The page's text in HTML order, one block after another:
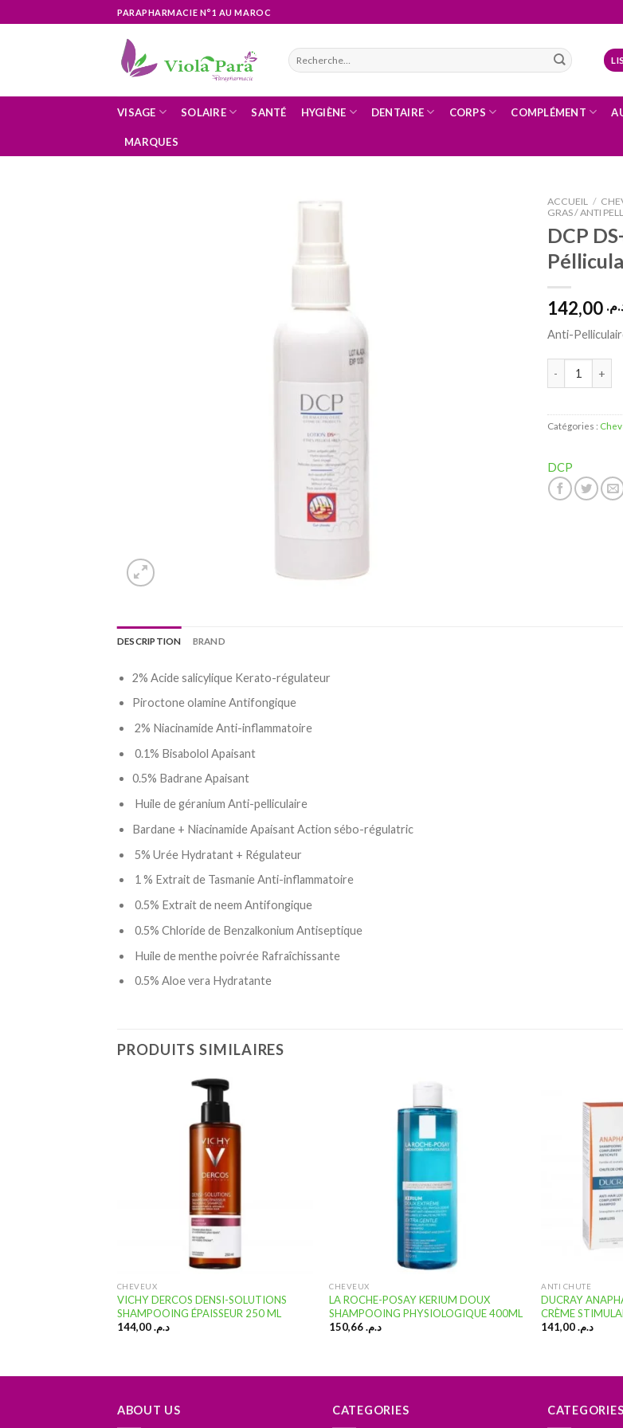
to
PARAPHARMACIE N°1 AU MAROC
Recherche
pour :
VISAGE SOLAIRE SANTÉ HYGIÈNE DENTAIRE CORPS COMPLÉMENT
MARQUES
ACCUEIL /
GRAS / ANTI
DCP
Anti-
quantité de
Catégories :
DCP
DESCRIPTION BRAND
2% Acide salicylique Kerato-régulateur
Piroctone olamine Antifongique
2% Niacinamide Anti-inflammatoire
0.1% Bisabolol Apaisant
0.5% Badrane Apaisant
Huile de géranium Anti-pelliculaire
Bardane + Niacinamide Apaisant Action sébo-régulatric
5% Urée Hydratant + Régulateur
1 % Extrait de Tasmanie Anti-inflammatoire
0.5% Extrait de neem Antifongique
0.5% Chloride de Benzalkonium Antiseptique
Huile de menthe poivrée Rafraîchissante
0.5% Aloe vera Hydratante
PRODUITS SIMILAIRES
CHEVEUX
VICHY DERCOS DENSI-SOLUTIONS
SHAMPOOING ÉPAISSEUR 250 ML
د.م.144,00
CHEVEUX
LA ROCHE-POSAY KERIUM DOUX
SHAMPOOING PHYSIOLOGIQUE 400ML
د.م.150,66
ANTI CHUTE
DUCRAY
CRÈME
د.م.141,00
ABOUT US CATEGORIES CATEGORIES